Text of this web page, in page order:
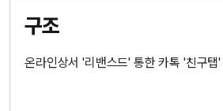
구조
온라인상서 '리밴스드' 통한 카톡 '친구탭